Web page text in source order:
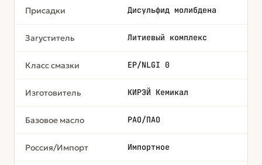
Присадки Дисульфид молибдена
Загуститель Литиевый комплекс
Класс смазки EP/NLGI 0
Изготовитель КИРЭЙ Кемикал
Базовое масло PAO/ПАО
Россия/Импорт Импортное